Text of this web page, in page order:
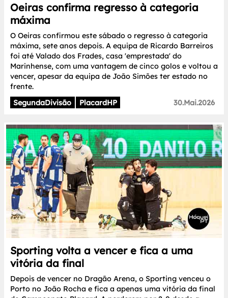
Oeiras confirma regresso à categoria
máxima
O Oeiras confirmou este sábado o regresso à categoria
máxima, sete anos depois. A equipa de Ricardo Barreiros
foi até Valado dos Frades, casa 'emprestada' do
Marinhense, com uma vantagem de cinco golos e voltou a
vencer, apesar da equipa de João Simões ter estado no
frente.
SegundaDivisão
PlacardHP 30.Mai.2026
Sporting volta a vencer e fica a uma
vitória da final
Depois de vencer no Dragão Arena, o Sporting venceu o
Porto no João Rocha e fica a apenas uma vitória da final